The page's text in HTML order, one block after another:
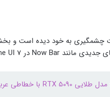
مدل طلایی RTX 5090 با خطاطی عربی و نماد شتر و آسمان‌خراش رونمایی شد